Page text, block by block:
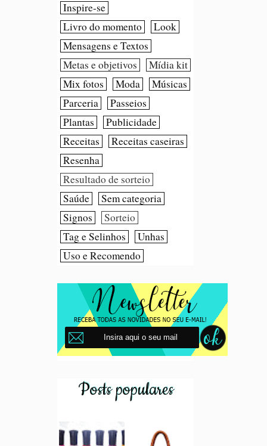
Inspire-se
Livro do momento
Look
Mensagens e Textos
Metas e objetivos
Mídia kit
Mix fotos
Moda
Músicas
Parceria
Passeios
Plantas
Publicidade
Receitas
Receitas caseiras
Resenha
Resultado de sorteio
Saúde
Sem categoria
Signos
Sorteio
Tag e Selinhos
Unhas
Uso e Recomendo
Posts populares